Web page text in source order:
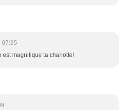
07:35
est magnifique ta charlotte!